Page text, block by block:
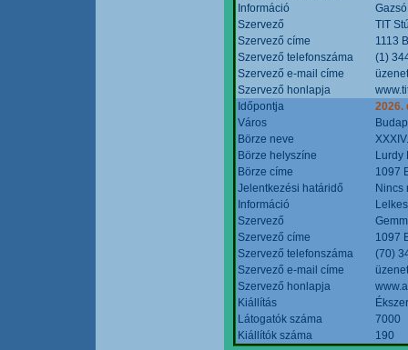
Információ
Szervező
TIT
Szervező címe
1113
Szervező telefonszáma
(1)
Szervező e-mail címe
Szervező honlapja
Időpontja
2026.
Város
Börze neve
Börze helyszíne
Lurdy
Börze címe
1097
Jelentkezési határidő
Nincs
Információ
Szervező
Szervező címe
1097
Szervező telefonszáma
(70)
Szervező e-mail címe
Szervező honlapja
Kiállítás
Látogatók száma
7000
Kiállítók száma
190